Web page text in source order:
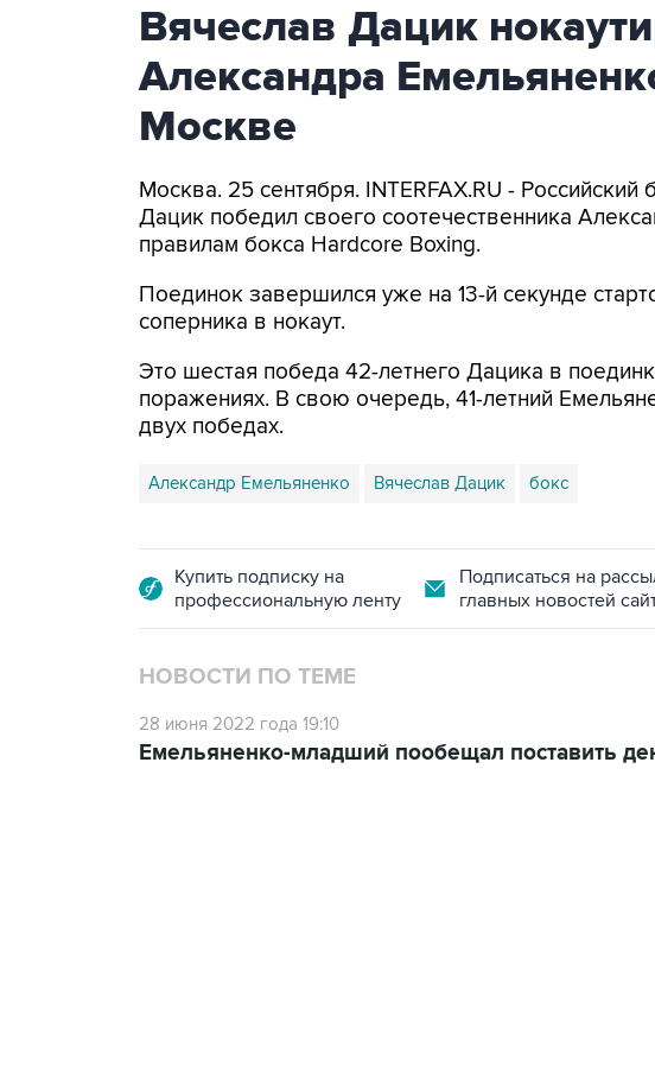
Вячеслав Дацик
Александра
Москве
Москва. 25 сентября. INTERFAX.RU -
Дацик победил своего соотечественника
правилам бокса Hardcore Boxing.
Поединок завершился уже на 13-й секунде
соперника в нокаут.
Это шестая победа 42-летнего Дацика в
поражениях. В свою очередь, 41-летний
двух победах.
Александр Емельяненко Вячеслав Дацик бокс
Купить подписку на
профессиональную ленту
Подписаться на
главных новостей
НОВОСТИ ПО ТЕМЕ
28 июня 2022 года 19:10
Емельяненко-младший пообещал поставить